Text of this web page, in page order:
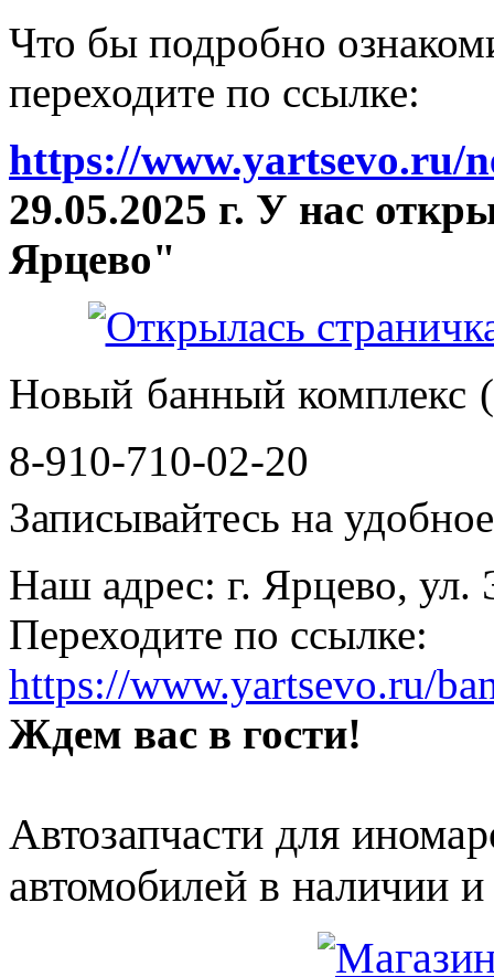
Что бы подробно
переходите по ссылке:
https://www.yartsevo.ru/
29.05.2025 г. У нас
Ярцево"
Новый банный комплекс
8-910-710-02-20
Записывайтесь на
Наш адрес: г. Ярцево, ул.
Переходите по ссылке:
https://www.yartsevo.ru/
Ждем вас в гости!
Автозапчасти для
автомобилей в наличии и